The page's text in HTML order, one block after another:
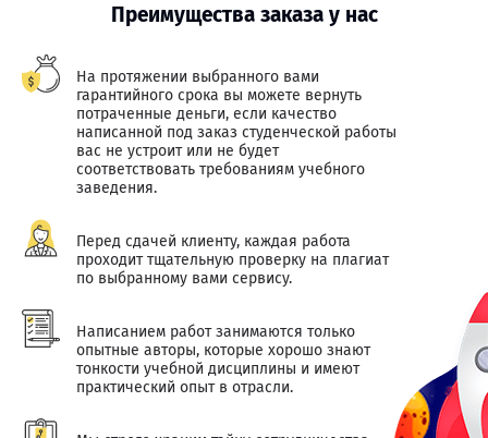
Преимущества заказа у нас
На протяжении выбранного вами
гарантийного срока вы можете вернуть
потраченные деньги, если качество
написанной под заказ студенческой работы
вас не устроит или не будет
соответствовать требованиям учебного
заведения.
Перед сдачей клиенту, каждая работа
проходит тщательную проверку на плагиат
по выбранному вами сервису.
Написанием работ занимаются только
опытные авторы, которые хорошо знают
тонкости учебной дисциплины и имеют
практический опыт в отрасли.